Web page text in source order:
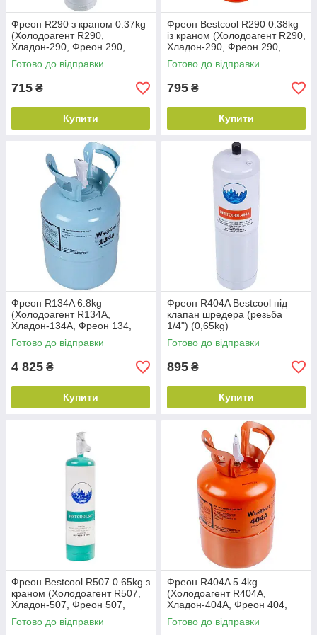
Фреон R290 з краном 0.37kg
(Холодоагент R290,
Хладон-290, Фреон 290,
ДФУ-290, HFC-290)
Готово до відправки
715 ₴
Купити
Фреон Bestcool R290 0.38kg
із краном (Холодоагент R290,
Хладон-290, Фреон 290,
ДФУ-290, HFC-290)
Готово до відправки
795 ₴
Купити
Фреон R134A 6.8kg
(Холодоагент R134A,
Хладон-134A, Фреон 134,
ДФУ-134A, HFC-134 А)
Готово до відправки
4 825 ₴
Купити
Фреон R404A Bestcool під
клапан шредера (резьба
1/4") (0,65kg)
Готово до відправки
895 ₴
Купити
Фреон Bestcool R507 0.65kg з
краном (Холодоагент R507,
Хладон-507, Фреон 507,
ДФУ-507, HFC-507)
Готово до відправки
Фреон R404A 5.4kg
(Холодоагент R404A,
Хладон-404A, Фреон 404,
ДФУ-404A, HFC-404 А)
Готово до відправки